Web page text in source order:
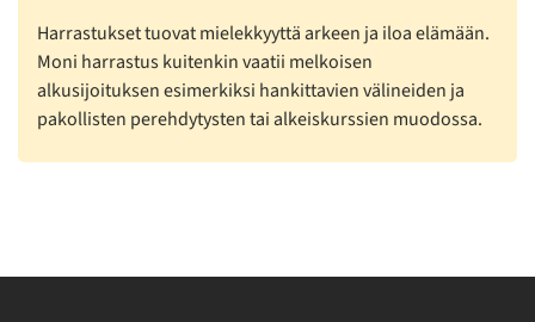
Harrastukset tuovat mielekkyyttä arkeen ja iloa elämään.
Moni harrastus kuitenkin vaatii melkoisen
alkusijoituksen esimerkiksi hankittavien välineiden ja
pakollisten perehdytysten tai alkeiskurssien muodossa.